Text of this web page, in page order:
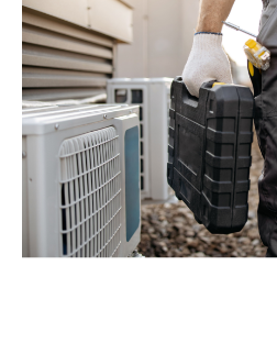
Détecter les
n’arrivent grâce à